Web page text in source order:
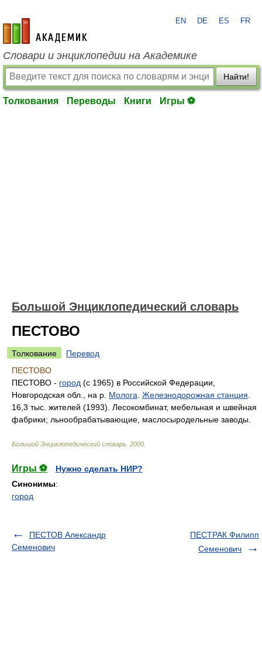
academic.ru
EN DE ES FR
Словари и энциклопедии на Академике
Найти!
Толкования Переводы Книги Игры ⚽
Большой Энциклопедический словарь
ПЕСТОВО
Толкование
Перевод
ПЕСТОВО
ПЕСТОВО - город (с 1965) в Российской Федерации,
Новгородская обл., на р. Молога Железнодорожная станция
16,3 тыс. жителей (1993). Лесокомбинат, мебельная и швейная
фабрики; льнообрабатывающие, маслосыродельные заводы.
Большой Энциклопедический словарь 2000
Игры ⚽
Нужно сделать НИР?
Синонимы:
город
ПЕСТОВ Александр
Семенович
ПЕСТРАК Филипп
Семенович